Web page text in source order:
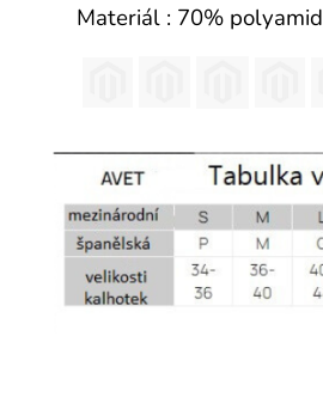
Materiál : 70%